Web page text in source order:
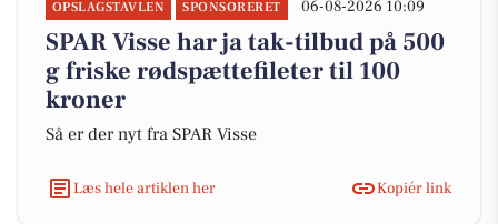
OPSLAGSTAVLEN SPONSORERET 06-08-2026 10:09
SPAR Visse har ja tak-tilbud på 500
g friske rødspættefileter til 100
kroner
Så er der nyt fra SPAR Visse
Læs hele artiklen her Kopiér link